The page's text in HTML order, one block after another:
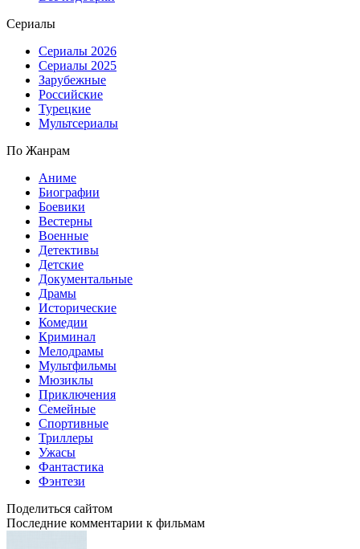
Сериалы
Сериалы 2026
Сериалы 2025
Зарубежные
Российские
Турецкие
Мультсериалы
По Жанрам
Аниме
Биографии
Боевики
Вестерны
Военные
Детективы
Детские
Документальные
Драмы
Исторические
Комедии
Криминал
Мелодрамы
Мультфильмы
Мюзиклы
Приключения
Семейные
Спортивные
Триллеры
Ужасы
Фантастика
Фэнтези
Поделиться сайтом
Последние комментарии к фильмам